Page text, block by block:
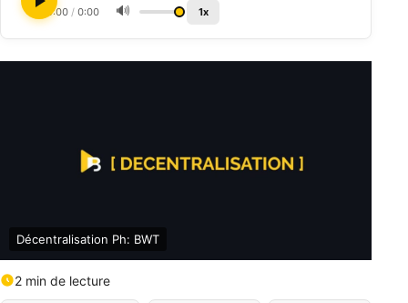
0:00 / 0:00 🔊 1x
Décentralisation Ph: BWT
2 min de lecture